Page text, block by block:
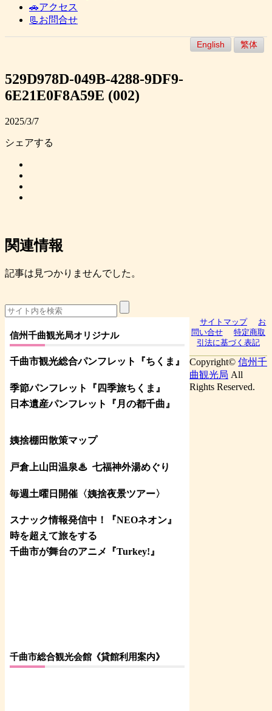
🚗アクセス
📃お問合せ
English 繁体
529D978D-049B-4288-9DF9-
6E21E0F8A59E (002)
2025/3/7
シェアする
関連情報
記事は見つかりませんでした。
信州千曲観光局オリジナル
千曲市観光総合パンフレット 『ちくま 』
季節パンフレット『四季旅ちくま』
日本遺産パンフレット
『月の都千曲 』
姨捨棚田散策マップ
戸倉上山田温泉♨ 七福神外湯めぐり
毎週土曜日開催〈姨捨夜景ツアー〉
スナック情報発信中！『NEOネオン』
時を超えて旅をする
千曲市が舞台のアニメ『Turkey!』
千曲市総合観光会館《貸館利用案内》
サイトマップ
お
問い合せ
特定商取
引法に基づく表記
Copyright© 信州千
曲観光局 All
Rights Reserved.